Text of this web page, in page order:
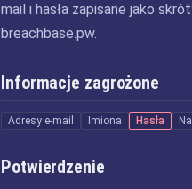
mail i hasła zapisane jako
breachbase.pw.
Informacje zagrożone
Adresy e-mail Imiona Hasła
Potwierdzenie